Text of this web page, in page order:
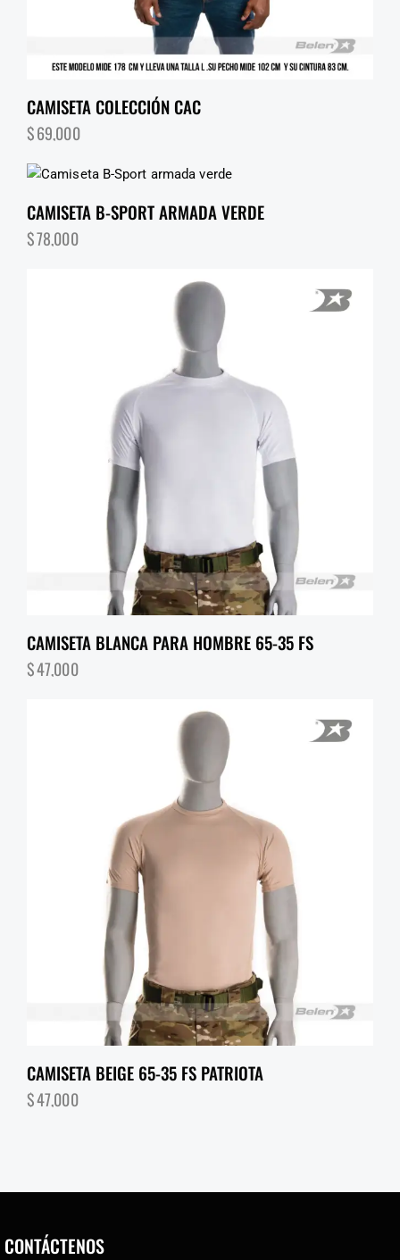
CAMISETA COLECCIÓN CAC
$69,000
CAMISETA B-SPORT ARMADA VERDE
$78,000
CAMISETA BLANCA PARA HOMBRE 65-35 FS
$47,000
CAMISETA BEIGE 65-35 FS PATRIOTA
$47,000
CONTÁCTENOS